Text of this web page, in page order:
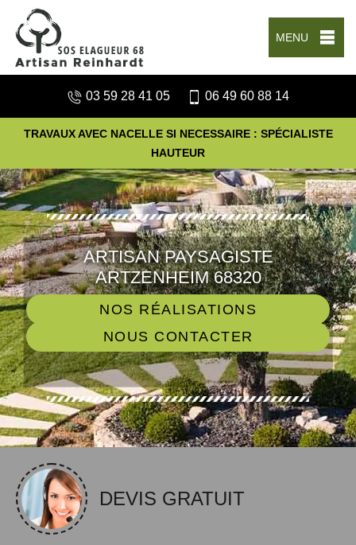
MENU
03 59 28 41 05 06 49 60 88 14
TRAVAUX AVEC NACELLE SI NECESSAIRE : SPÉCIALISTE
HAUTEUR
ARTISAN PAYSAGISTE
ARTZENHEIM 68320
NOS RÉALISATIONS
NOUS CONTACTER
DEVIS GRATUIT